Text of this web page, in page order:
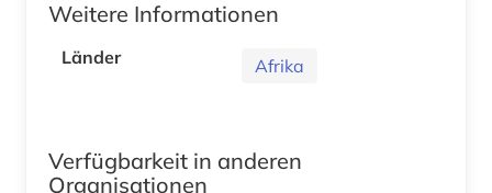
Weitere Informationen
Länder Afrika
Verfügbarkeit in anderen
Organisationen